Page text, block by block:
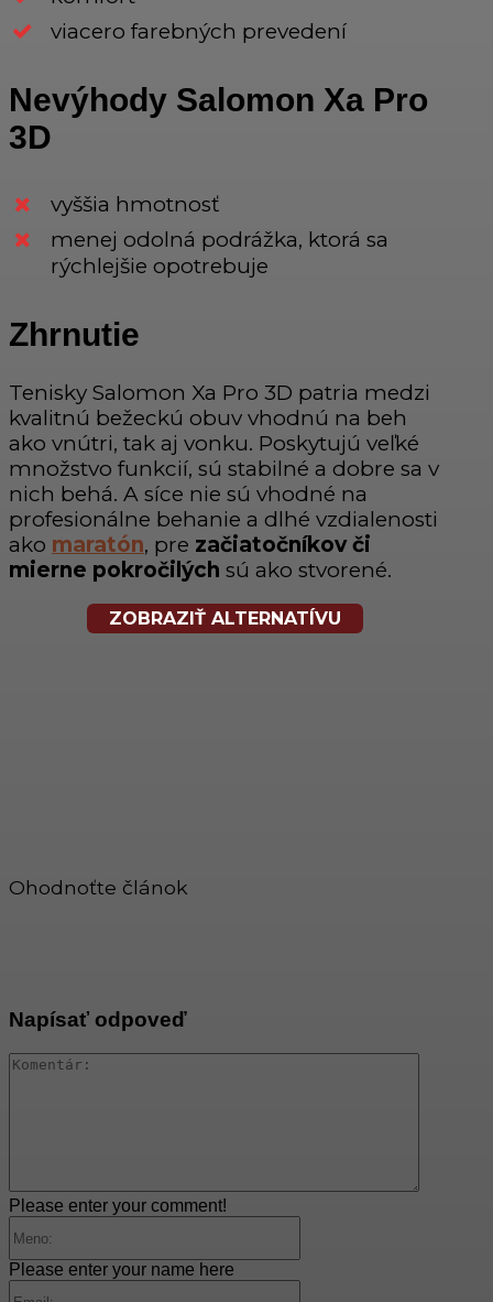
viacero farebných prevedení
Nevýhody Salomon Xa Pro
3D
vyššia hmotnosť
menej odolná podrážka, ktorá sa
rýchlejšie opotrebuje
Zhrnutie
Tenisky Salomon Xa Pro 3D patria medzi
kvalitnú bežeckú obuv vhodnú na beh
ako vnútri, tak aj vonku. Poskytujú veľké
množstvo funkcií, sú stabilné a dobre sa v
nich behá. A síce nie sú vhodné na
profesionálne behanie a dlhé vzdialenosti
ako maratón, pre začiatočníkov či
mierne pokročilých sú ako stvorené.
ZOBRAZIŤ ALTERNATÍVU
Ohodnoťte článok
Napísať odpoveď
Please enter your comment!
Please enter your name here